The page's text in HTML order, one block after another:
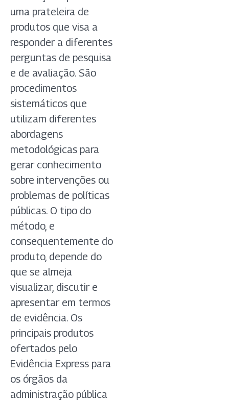
uma prateleira de
produtos que visa a
responder a diferentes
perguntas de pesquisa
e de avaliação. São
procedimentos
sistemáticos que
utilizam diferentes
abordagens
metodológicas para
gerar conhecimento
sobre intervenções ou
problemas de políticas
públicas. O tipo do
método, e
consequentemente do
produto, depende do
que se almeja
visualizar, discutir e
apresentar em termos
de evidência. Os
principais produtos
ofertados pelo
Evidência Express para
os órgãos da
administração pública